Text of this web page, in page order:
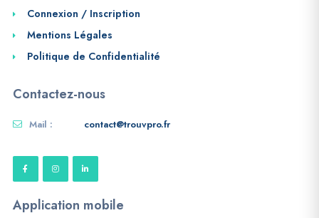
Connexion / Inscription
Mentions Légales
Politique de Confidentialité
Contactez-nous
Mail : contact@trouvpro.fr
Application mobile